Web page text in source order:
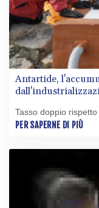
Antartide,
Tasso doppio
PER SAPERNE DI PIÙ